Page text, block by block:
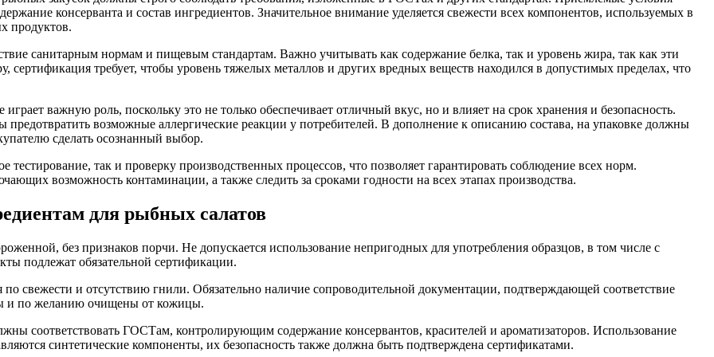
консерванта и состав ингредиентов. Значительное внимание уделяется свежести всех компонентов, используемых в
продуктов.
санитарным нормам и пищевым стандартам. Важно учитывать как содержание белка, так и уровень жира, так как эти
сертификация требует, чтобы уровень тяжелых металлов и других вредных веществ находился в допустимых пределах, что
важную роль, поскольку это не только обеспечивает отличный вкус, но и влияет на срок хранения и безопасность.
предотвратить возможные аллергические реакции у потребителей. В дополнение к описанию состава, на упаковке должны
сделать осознанный выбор.
так и проверку производственных процессов, что позволяет гарантировать соблюдение всех норм.
возможность контаминации, а также следить за сроками годности на всех этапах производства.
для рыбных салатов
без признаков порчи. Не допускается использование непригодных для употребления образцов, в том числе с
подлежат обязательной сертификации.
свежести и отсутствию гнили. Обязательно наличие сопроводительной документации, подтверждающей соответствие
и по желанию очищены от кожицы.
соответствовать ГОСТам, контролирующим содержание консервантов, красителей и ароматизаторов. Использование
синтетические компоненты, их безопасность также должна быть подтверждена сертификатами.